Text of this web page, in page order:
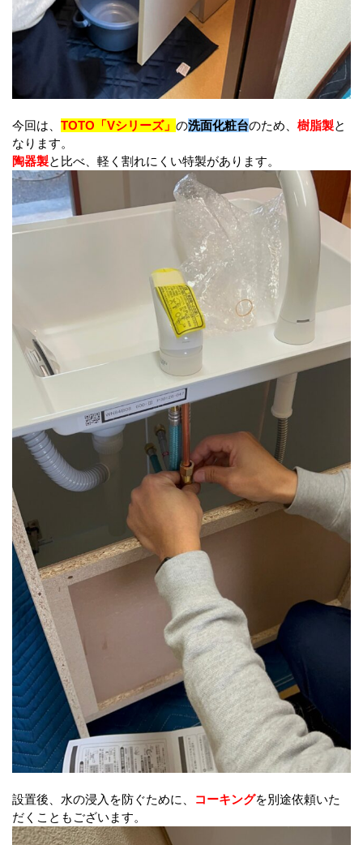
今回は、 TOTO「Vシリーズ」 の洗面化粧台のため、 樹脂製と
なります。
陶器製と比べ、軽く割れにくい特製があります。
設置後、水の浸入を防ぐために、 コーキングを別途依頼いた
だくこともございます。